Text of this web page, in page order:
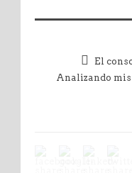
El
Analizando mis